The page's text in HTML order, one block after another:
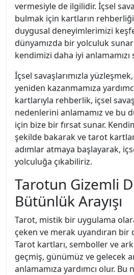
vermesiyle de ilgilidir. İçsel
bulmak için kartların
duygusal deneyimlerimizi
dünyamızda bir yolculuk
kendimizi daha iyi anlamamızı
İçsel savaşlarımızla
yeniden kazanmamıza
kartlarıyla rehberlik, içsel
nedenlerini anlamamız ve bu
için bize bir fırsat sunar.
şekilde bakarak ve tarot
adımlar atmaya başlayarak,
yolculuğa çıkabiliriz.
Tarotun Gizemli
Bütünlük Arayışı
Tarot, mistik bir uygulama
çeken ve merak uyandıran bir
Tarot kartları, semboller ve
geçmiş, günümüz ve gelecek
anlamamıza yardımcı olur.